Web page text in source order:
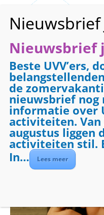
« Alle Evenementen
Evenementenreeks:
oktober 28 @ 08:30-
Nieuwsbrief
Beste UVV’ers,
de
nieuwsbrief nog
informatie over
activiteiten.
augustus liggen
activiteiten stil.
In…
Lees meer